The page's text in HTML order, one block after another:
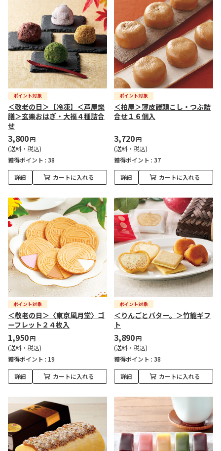
＜敬老の日＞【冷凍】＜芦屋樂
膳＞玄樂おはぎ・大福４種詰合
せ
3,800円
(送料・税込)
獲得ポイント : 38
詳細 カートに入れる
＜柏屋＞薄皮饅頭こし・つぶ詰
合せ１６個入
3,720円
(送料・税込)
獲得ポイント : 37
詳細 カートに入れる
＜敬老の日＞〈東京風月堂〉ゴ
ーフレット２４枚入
1,950円
(送料・税込)
獲得ポイント : 19
詳細 カートに入れる
＜りんごとバター。＞竹籠ギフ
ト
3,890円
(送料・税込)
獲得ポイント : 38
詳細 カートに入れる